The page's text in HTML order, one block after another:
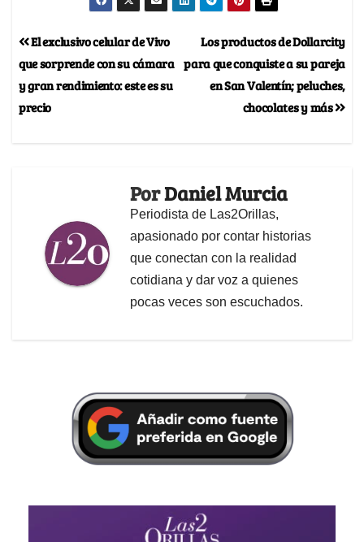
Los productos de Dollarcity
para que conquiste a su pareja
en San Valentín; peluches,
chocolates y más
El exclusivo celular de Vivo
que sorprende con su cámara
y gran rendimiento: este es su
precio
PorDaniel Murcia
Periodista de Las2Orillas,
apasionado por contar historias
que conectan con la realidad
cotidiana y dar voz a quienes
pocas veces son escuchados.